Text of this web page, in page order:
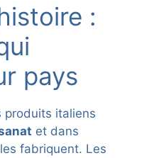
:
pays
produits italiens
et dans
fabriquent. Les